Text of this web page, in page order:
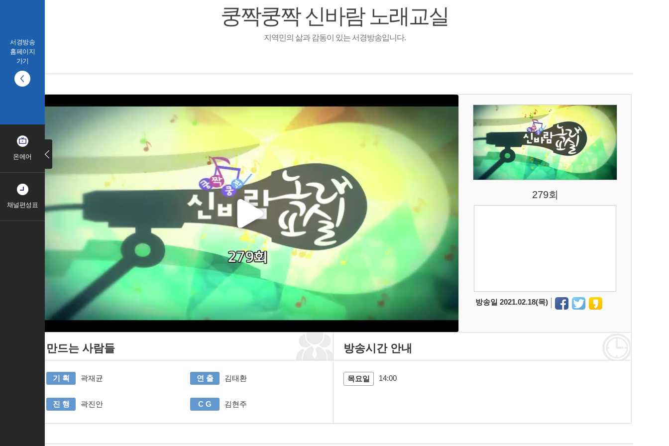
서경방송
홈페이지
가기
온에어
채널편성표
쿵짝쿵짝 신바람 노래교실
지역민의 삶과 감동이 있는 서경방송입니다.
279회
방송일 2021.02.18(목)
만드는 사람들
기 획 곽재균 연 출 김태환
진 행 곽진안 C G 김현주
방송시간 안내
목요일 14:00